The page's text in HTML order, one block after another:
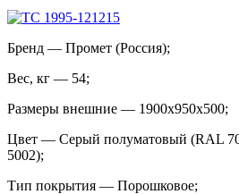
Бренд — Промет (Россия);
Вес, кг — 54;
Размеры внешние — 1900x950x500;
Цвет — Cерый полуматовый (RAL
5002);
Тип покрытия — Порошковое;